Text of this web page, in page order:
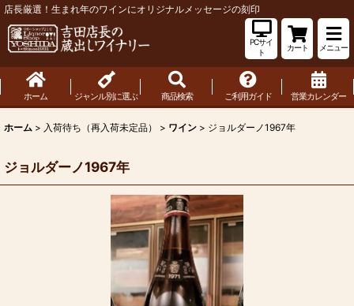
店長厳選！生まれ年のワインにオリジナルメッセージの刻印
PCサイ
ト
カート メニュー
ホーム ジャンル別に選ぶ 商品検索 ご利用ガイド 営業カレンダー
ホーム > 入荷待ち（再入荷未定品） > ワイン > ジョルダーノ1967年
ジョルダーノ1967年